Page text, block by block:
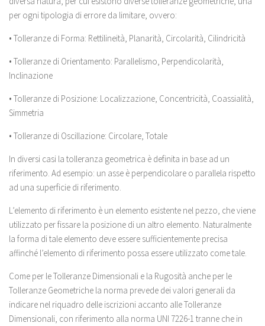
per ogni tipologia di errore da limitare, ovvero:
• Tolleranze di Forma: Rettilineità, Planarità, Circolarità, Cilindricità
• Tolleranze di Orientamento: Parallelismo, Perpendicolarità,
Inclinazione
• Tolleranze di Posizione: Localizzazione, Concentricità, Coassialità,
Simmetria
• Tolleranze di Oscillazione: Circolare, Totale
In diversi casi la tolleranza geometrica è definita in base ad un
riferimento. Ad esempio: un asse è perpendicolare o parallela rispetto
ad una superficie di riferimento.
L’elemento di riferimento è un elemento esistente nel pezzo, che viene
utilizzato per fissare la posizione di un altro elemento. Naturalmente
la forma di tale elemento deve essere sufficientemente precisa
affinché l’elemento di riferimento possa essere utilizzato come tale.
Come per le Tolleranze Dimensionali e la Rugosità anche per le
Tolleranze Geometriche la norma prevede dei valori generali da
indicare nel riquadro delle iscrizioni accanto alle Tolleranze
Dimensionali, con riferimento alla norma UNI 7226-1 tranne che in